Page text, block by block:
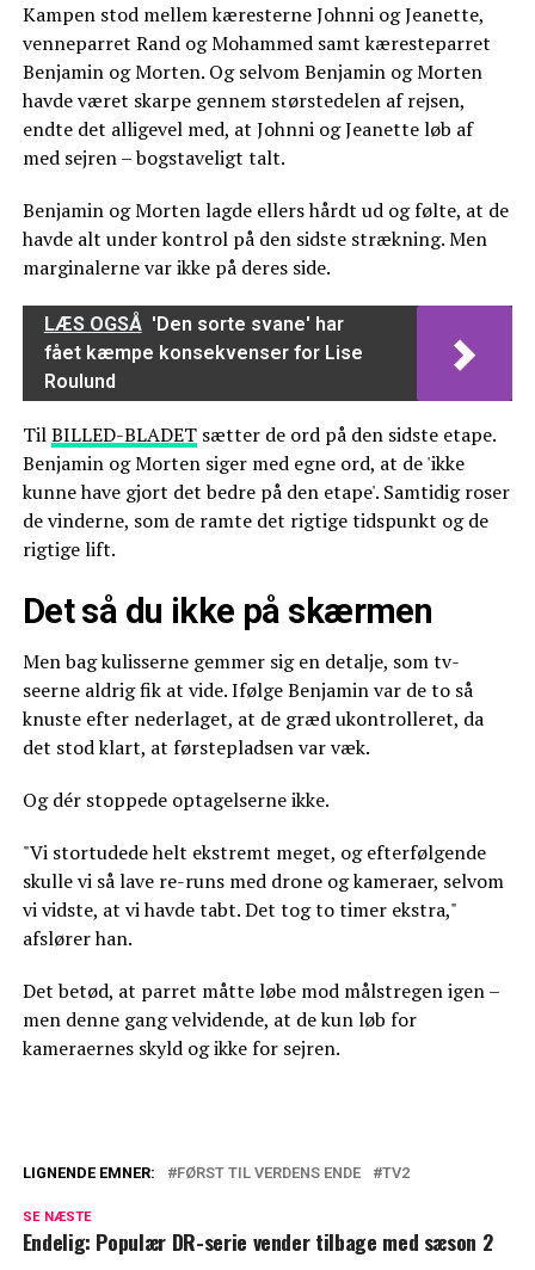
Kampen stod mellem kæresterne Johnni og Jeanette,
venneparret Rand og Mohammed samt kæresteparret
Benjamin og Morten. Og selvom Benjamin og Morten
havde været skarpe gennem størstedelen af rejsen,
endte det alligevel med, at Johnni og Jeanette løb af
med sejren – bogstaveligt talt.
Benjamin og Morten lagde ellers hårdt ud og følte, at de
havde alt under kontrol på den sidste strækning. Men
marginalerne var ikke på deres side.
LÆS OGSÅ 'Den sorte svane' har
fået kæmpe konsekvenser for Lise
Roulund
TilBILLED-BLADETsætter de ord på den sidste etape.
Benjamin og Morten siger med egne ord, at de 'ikke
kunne have gjort det bedre på den etape'. Samtidig roser
de vinderne, som de ramte det rigtige tidspunkt og de
rigtige lift.
Det så du ikke på skærmen
Men bag kulisserne gemmer sig en detalje, som tv-
seerne aldrig fik at vide. Ifølge Benjamin var de to så
knuste efter nederlaget, at de græd ukontrolleret, da
det stod klart, at førstepladsen var væk.
Og dér stoppede optagelserne ikke.
"Vi stortudede helt ekstremt meget, og efterfølgende
skulle vi så lave re-runs med drone og kameraer, selvom
vi vidste, at vi havde tabt. Det tog to timer ekstra,"
afslører han.
Det betød, at parret måtte løbe mod målstregen igen –
men denne gang velvidende, at de kun løb for
kameraernes skyld og ikke for sejren.
afslører TV 2 nyt om favoritprogram
LIGNENDE EMNER: FØRST TIL VERDENS ENDE TV2
SE NÆSTE
Endelig: Populær DR-serie vender tilbage med sæson 2